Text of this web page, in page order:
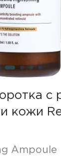
с
кожи
Ampoule